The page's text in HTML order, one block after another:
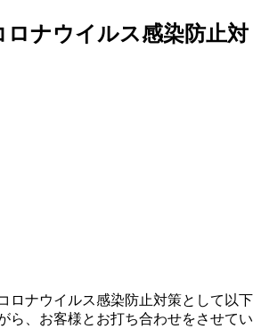
ロナウイルス感染防止対
ロナウイルス感染防止対策として以下
ら、お客様とお打ち合わせをさせてい